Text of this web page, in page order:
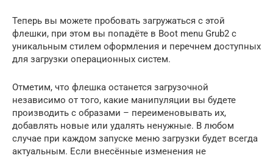
Теперь вы можете пробовать загружаться с этой
флешки, при этом вы попадёте в Boot menu Grub2 с
уникальным стилем оформления и перечнем доступных
для загрузки операционных систем.
Отметим, что флешка останется загрузочной
независимо от того, какие манипуляции вы будете
производить с образами – переименовывать их,
добавлять новые или удалять ненужные. В любом
случае при каждом запуске меню загрузки будет всегда
актуальным. Если внесённые изменения не